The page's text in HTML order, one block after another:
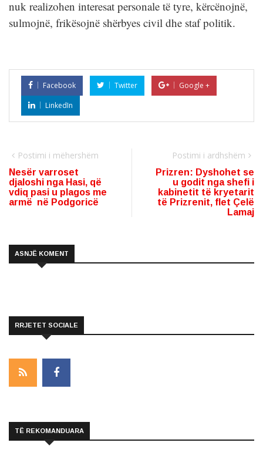
nuk realizohen interesat personale të tyre, kërcënojnë,
sulmojnë, frikësojnë shërbyes civil dhe staf politik.
Facebook Twitter
Google +
LinkedIn
Postimi i mëhershëm
Nesër varroset
djaloshi nga Hasi, që
vdiq pasi u plagos me
armë në Podgoricë
Postimi i ardhshëm
Prizren: Dyshohet se
u godit nga shefi i
kabinetit të kryetarit
të Prizrenit, flet Çelë
Lamaj
ASNJË KOMENT
RRJETET SOCIALE
TË REKOMANDUARA